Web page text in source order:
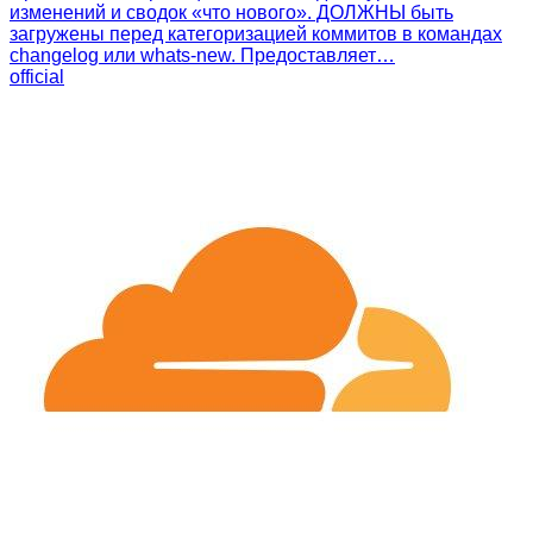
изменений и сводок «что нового». ДОЛЖНЫ быть
загружены перед категоризацией коммитов в командах
changelog или whats-new. Предоставляет…
official